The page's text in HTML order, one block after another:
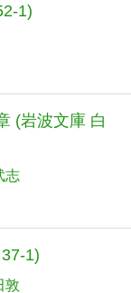
1)
(岩波文庫 白
志
1)
敦